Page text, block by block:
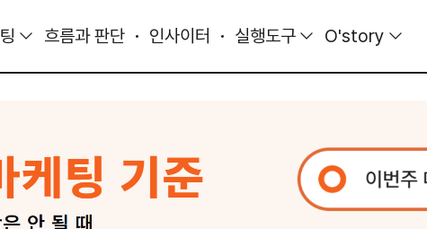
흐름과 판단 인사이터 실행도구 O'story